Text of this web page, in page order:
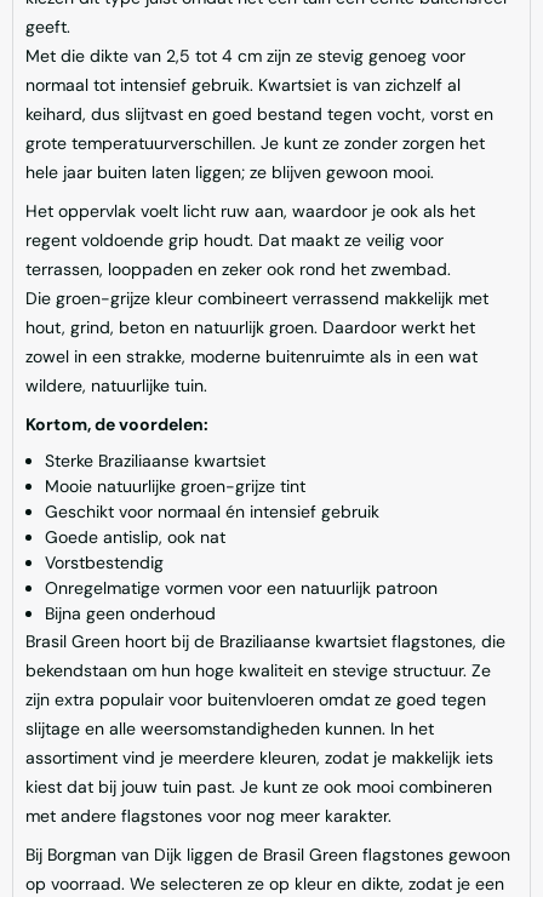
geeft.
Met die dikte van 2,5 tot 4 cm zijn ze stevig genoeg voor
normaal tot intensief gebruik. Kwartsiet is van zichzelf al
keihard, dus slijtvast en goed bestand tegen vocht, vorst en
grote temperatuurverschillen. Je kunt ze zonder zorgen het
hele jaar buiten laten liggen; ze blijven gewoon mooi.
Het oppervlak voelt licht ruw aan, waardoor je ook als het
regent voldoende grip houdt. Dat maakt ze veilig voor
terrassen, looppaden en zeker ook rond het zwembad.
Die groen-grijze kleur combineert verrassend makkelijk met
hout, grind, beton en natuurlijk groen. Daardoor werkt het
zowel in een strakke, moderne buitenruimte als in een wat
wildere, natuurlijke tuin.
Kortom, de voordelen:
Sterke Braziliaanse kwartsiet
Mooie natuurlijke groen-grijze tint
Geschikt voor normaal én intensief gebruik
Goede antislip, ook nat
Vorstbestendig
Onregelmatige vormen voor een natuurlijk patroon
Bijna geen onderhoud
Brasil Green hoort bij de Braziliaanse kwartsiet flagstones, die
bekendstaan om hun hoge kwaliteit en stevige structuur. Ze
zijn extra populair voor buitenvloeren omdat ze goed tegen
slijtage en alle weersomstandigheden kunnen. In het
assortiment vind je meerdere kleuren, zodat je makkelijk iets
kiest dat bij jouw tuin past. Je kunt ze ook mooi combineren
met andere flagstones voor nog meer karakter.
Bij Borgman van Dijk liggen de Brasil Green flagstones gewoon
op voorraad. We selecteren ze op kleur en dikte, zodat je een